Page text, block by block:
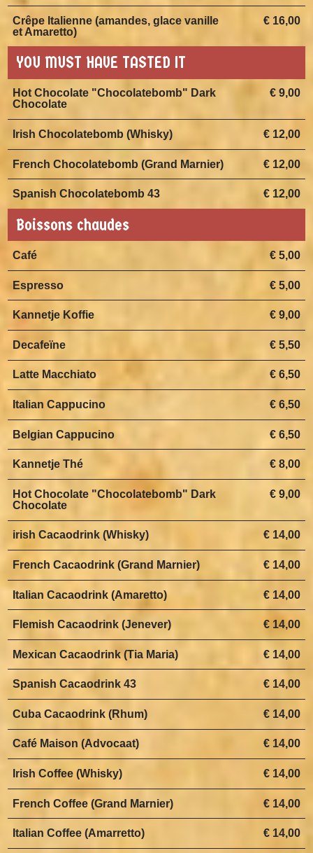
€ 16,00
Crêpe Italienne (amandes, glace vanille
et Amaretto)
YOU MUST HAVE TASTED IT
€ 9,00
Hot Chocolate "Chocolatebomb" Dark
Chocolate
€ 12,00
Irish Chocolatebomb (Whisky)
€ 12,00
French Chocolatebomb (Grand Marnier)
€ 12,00
Spanish Chocolatebomb 43
Boissons chaudes
€ 5,00
Café
€ 5,00
Espresso
€ 9,00
Kannetje Koffie
€ 5,50
Decafeïne
€ 6,50
Latte Macchiato
€ 6,50
Italian Cappucino
€ 6,50
Belgian Cappucino
€ 8,00
Kannetje Thé
€ 9,00
Hot Chocolate "Chocolatebomb" Dark
Chocolate
€ 14,00
irish Cacaodrink (Whisky)
€ 14,00
French Cacaodrink (Grand Marnier)
€ 14,00
Italian Cacaodrink (Amaretto)
€ 14,00
Flemish Cacaodrink (Jenever)
€ 14,00
Mexican Cacaodrink (Tia Maria)
€ 14,00
Spanish Cacaodrink 43
€ 14,00
Cuba Cacaodrink (Rhum)
€ 14,00
Café Maison (Advocaat)
€ 14,00
Irish Coffee (Whisky)
€ 14,00
French Coffee (Grand Marnier)
€ 14,00
Italian Coffee (Amarretto)